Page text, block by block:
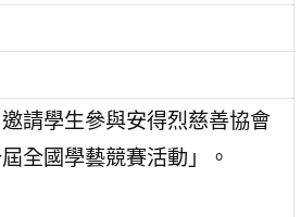
請學生參與安得烈慈善協會
屆全國學藝競賽活動」。